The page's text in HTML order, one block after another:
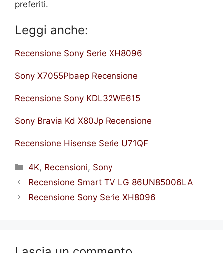
preferiti.
Leggi anche:
Recensione Sony Serie XH8096
Sony X7055Pbaep Recensione
Recensione Sony KDL32WE615
Sony Bravia Kd X80Jp Recensione
Recensione Hisense Serie U71QF
Categorie
4K, Recensioni, Sony
Recensione Smart TV LG 86UN85006LA
Recensione Sony Serie XH8096